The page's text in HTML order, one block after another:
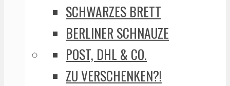
SCHWARZES BRETT
BERLINER SCHNAUZE
POST, DHL & CO.
ZU VERSCHENKEN?!